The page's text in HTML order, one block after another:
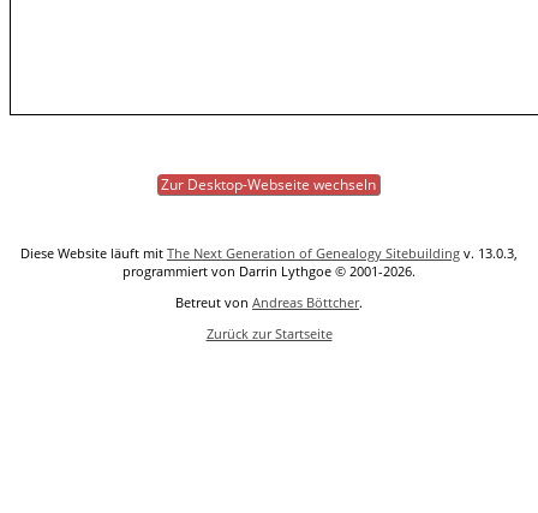
Zur Desktop-Webseite wechseln
Diese Website läuft mit The Next Generation of Genealogy Sitebuilding v. 13.0.3,
programmiert von Darrin Lythgoe © 2001-2026.
Betreut von Andreas Böttcher.
Zurück zur Startseite